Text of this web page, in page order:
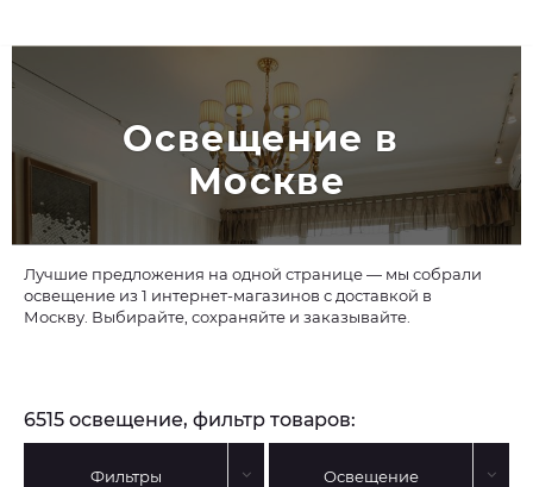
Освещение в
Москве
Лучшие предложения на одной странице — мы собрали
освещение из 1 интернет-магазинов с доставкой в
Москву. Выбирайте, сохраняйте и заказывайте.
6515 освещение, фильтр товаров:
Фильтры Освещение